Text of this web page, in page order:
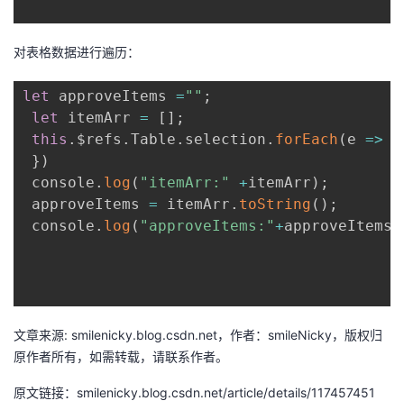
对表格数据进行遍历：
let approveItems ="" ;
let
itemArr = [ ] ;
this . $refs . Table . selection . forEach ( e =>
} )
console . log ( "itemArr:" +itemArr ) ;
approveItems = itemArr . toString ( ) ;
console . log ( "approveItems:"+approveItems
文章来源: smilenicky.blog.csdn.net，作者：smileNicky，版权归
原作者所有，如需转载，请联系作者。
原文链接：smilenicky.blog.csdn.net/article/details/117457451